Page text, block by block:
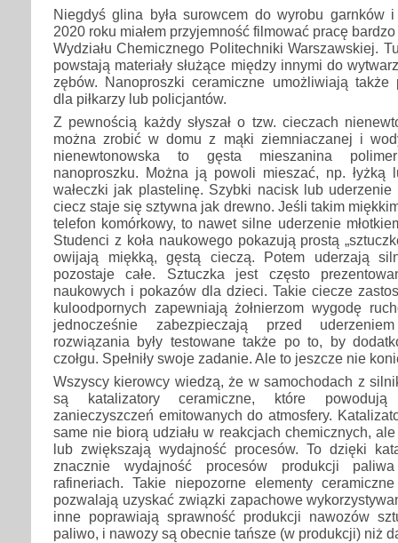
Niegdyś glina była surowcem do wyrobu garnków
2020 roku miałem przyjemność filmować pracę
Wydziału Chemicznego Politechniki Warszawskiej.
powstają materiały służące między innymi do
zębów. Nanoproszki ceramiczne umożliwiają także
dla piłkarzy lub policjantów.
Z pewnością każdy słyszał o tzw. cieczach
można zrobić w domu z mąki ziemniaczanej i
nienewtonowska to gęsta mieszanina
nanoproszku. Można ją powoli mieszać, np. łyżką
wałeczki jak plastelinę. Szybki nacisk lub
ciecz staje się sztywna jak drewno. Jeśli takim
telefon komórkowy, to nawet silne uderzenie
Studenci z koła naukowego pokazują prostą
owijają miękką, gęstą cieczą. Potem uderzają
pozostaje całe. Sztuczka jest często
naukowych i pokazów dla dzieci. Takie ciecze
kuloodpornych zapewniają żołnierzom wygodę
jednocześnie zabezpieczają przed
rozwiązania były testowane także po to, by
czołgu. Spełniły swoje zadanie. Ale to jeszcze nie
Wszyscy kierowcy wiedzą, że w samochodach z
są katalizatory ceramiczne, które powodują
zanieczyszczeń emitowanych do atmosfery.
same nie biorą udziału w reakcjach chemicznych,
lub zwiększają wydajność procesów. To dzięki
znacznie wydajność procesów produkcji
rafineriach. Takie niepozorne elementy
pozwalają uzyskać związki zapachowe
inne poprawiają sprawność produkcji nawozów
paliwo, i nawozy są obecnie tańsze (w produkcji) niż